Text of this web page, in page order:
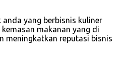
yang berbisnis kuliner
makanan yang di
meningkatkan reputasi bisnis